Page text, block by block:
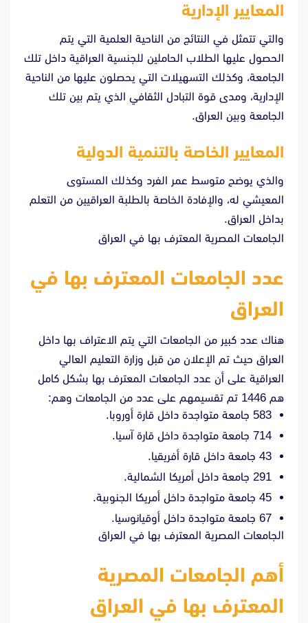
المعايير الإدارية
والتي تتمثل في النتائج من الناحية العلمية التي يتم
الحصول عليها الطلاب الحاملين للجنسية العراقية داخل تلك
الجامعة، وكذلك التسهيلات التي يحصلون عليها من الناحية
الإدارية، ومدى قوة التبادل الثقافي الذي يتم بين تلك
الجامعة وبين العراق.
المعايير الخاصة بالتنمية الدولية
والذي يوضح متوسط عمر الفرد وكذلك المستوى
المعيشي له، والإفادة الخاصة بالطلبة العراقيين من التعلم
بداخل العراق.
الجامعات المصرية المعترف بها في العراق
عدد الجامعات المعترف بها في
العراق
هناك عدد كبير من الجامعات التي يتم الاعتراف بها داخل
العراق حيث تم الإعلان من قبل وزارة التعليم العالي
العراقية على أن عدد الجامعات المعترف بها بشكل كامل
هم 1446 تم تقسيمهم على عدد من الجامعات وهم:
583 جامعة متواجدة داخل قارة أوروبا.
714 جامعة متواجدة داخل قارة آسيا.
43 جامعة داخل قارة أفريقيا.
291 جامعة داخل أمريكا الشمالية.
45 جامعة متواجدة داخل أمريكا الجنوبية.
67 جامعة متواجدة داخل أوقيانوسيا.
الجامعات المصرية المعترف بها في العراق
أهم الجامعات المصرية
المعترف بها في العراق